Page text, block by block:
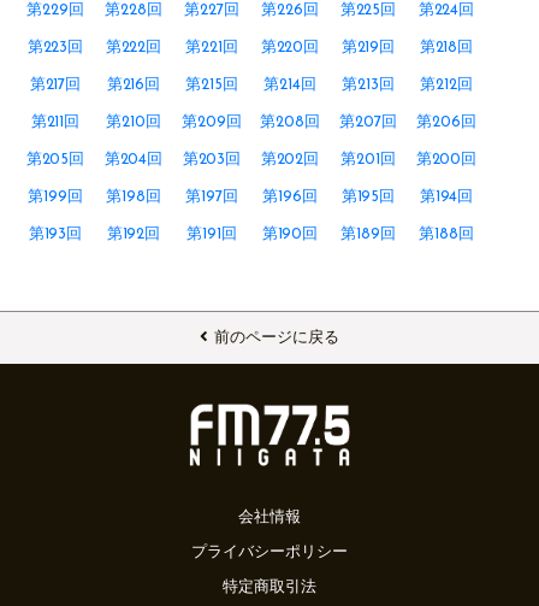
第229回 第228回 第227回 第226回 第225回 第224回
第223回 第222回 第221回 第220回 第219回 第218回
第217回 第216回 第215回 第214回 第213回 第212回
第211回 第210回 第209回 第208回 第207回 第206回
第205回 第204回 第203回 第202回 第201回 第200回
第199回 第198回 第197回 第196回 第195回 第194回
第193回 第192回 第191回 第190回 第189回 第188回
前のページに戻る
会社情報
プライバシーポリシー
特定商取引法